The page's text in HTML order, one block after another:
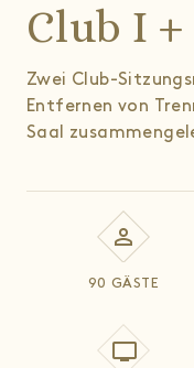
Club I
Zwei Club-
Entfernen von
Saal
90 GÄSTE